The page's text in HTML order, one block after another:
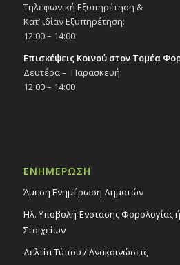
Τηλεφωνική Εξυπηρέτηση &
Κατ’ ιδίαν Εξυπηρέτηση:
12:00 – 14:00
Επισκέψεις Κοινού στον Τομέα
Δευτέρα – Παρασκευή:
12:00 – 14:00
ΕΝΗΜΕΡΩΣΗ
Άμεση Ενημέρωση Δημοτών
Ηλ. Υποβολή Ένστασης Φορολογίας
Στοιχείων
Δελτία Τύπου / Ανακοινώσεις